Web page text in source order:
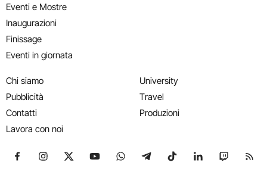
Eventi e Mostre
Inaugurazioni
Finissage
Eventi in giornata
Chi siamo
Pubblicità
Contatti
Lavora con noi
University
Travel
Produzioni
Seguici su Facebook
Seguici su Instagram
Seguici su X
Seguici su YouTube
Seguici su WhatsApp
Seguici su Telegram
Seguici su TikTok
Seguici su
Seguici